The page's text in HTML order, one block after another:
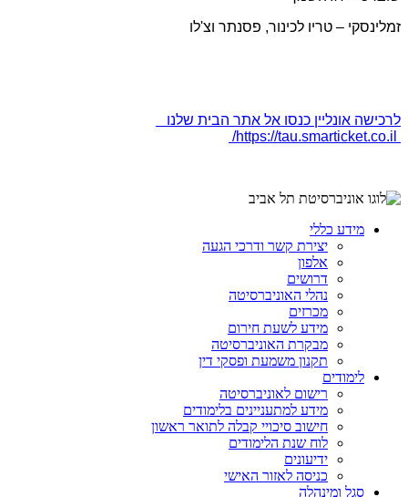
זמלינסקי – טריו לכינור, פסנתר וצ'לו
לרכישה אונליין כנסו אל אתר הבית שלנו
מידע כללי
יצירת קשר ודרכי הגעה
אלפון
דרושים
נהלי האוניברסיטה
מכרזים
מידע לשעת חירום
מבקרת האוניברסיטה
תקנון משמעת ופסקי דין
לימודים
רישום לאוניברסיטה
מידע למתעניינים בלימודים
חישוב סיכויי קבלה לתואר ראשון
לוח שנת הלימודים
ידיעונים
כניסה לאזור האישי
סגל ומינהלה